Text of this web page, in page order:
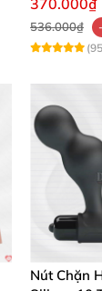
536.000₫
Nút Chặn